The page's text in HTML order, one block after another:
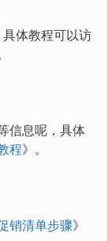
具体教程可以访
信息呢，具体
程》。
销清单步骤》